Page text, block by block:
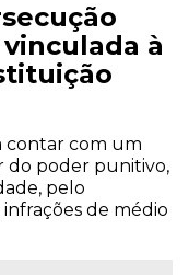
à
contar com um
poder punitivo,
pelo
de médio